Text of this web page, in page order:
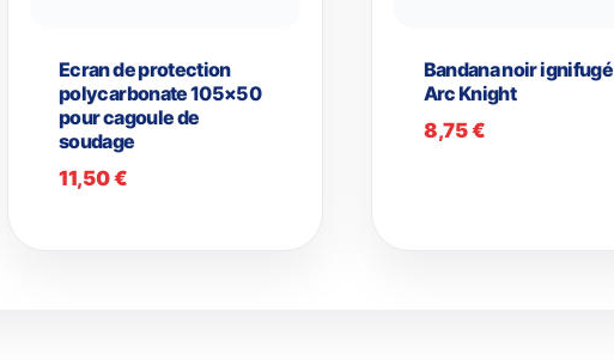
Ecran de protection
polycarbonate 105×50
pour cagoule de
soudage
11,50€
Bandana noir ignifugé
Arc Knight
8,75€